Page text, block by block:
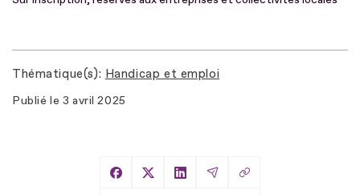
Thématique(s) Handicap et emploi
Publié le 3 avril 2025
Partager sur Facebook
Partager sur X
Partager sur LinkedIn
Partager par Email
Copier le lien